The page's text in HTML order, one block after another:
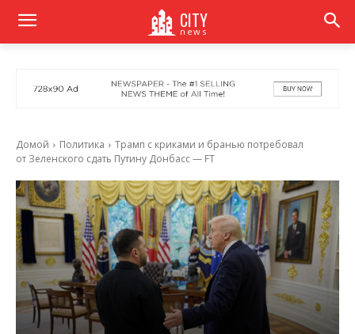
CITY
news
Домой Политика
Трамп с криками и бранью потребовал
от Зеленского сдать Путину Донбасс — FT